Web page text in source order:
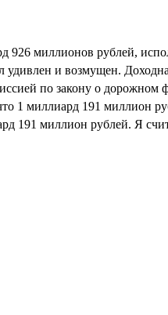
926 миллионов рублей,
удивлен и возмущен.
по закону о дорожном
1 миллиард 191 миллион
191 миллион рублей. Я